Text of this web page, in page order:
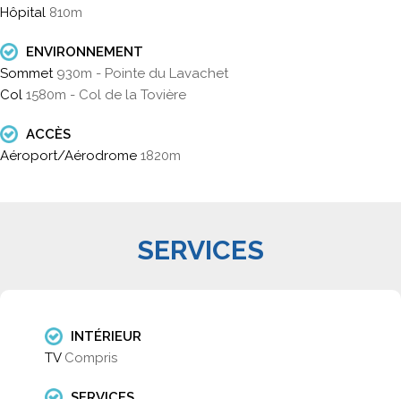
Hôpital 810m
ENVIRONNEMENT
Sommet 930m - Pointe du Lavachet
Col 1580m - Col de la Tovière
ACCÈS
Aéroport/Aérodrome 1820m
SERVICES
INTÉRIEUR
TV Compris